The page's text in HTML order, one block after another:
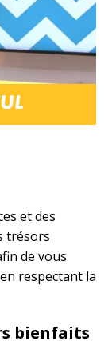
et des
trésors
de vous
respectant la
bienfaits